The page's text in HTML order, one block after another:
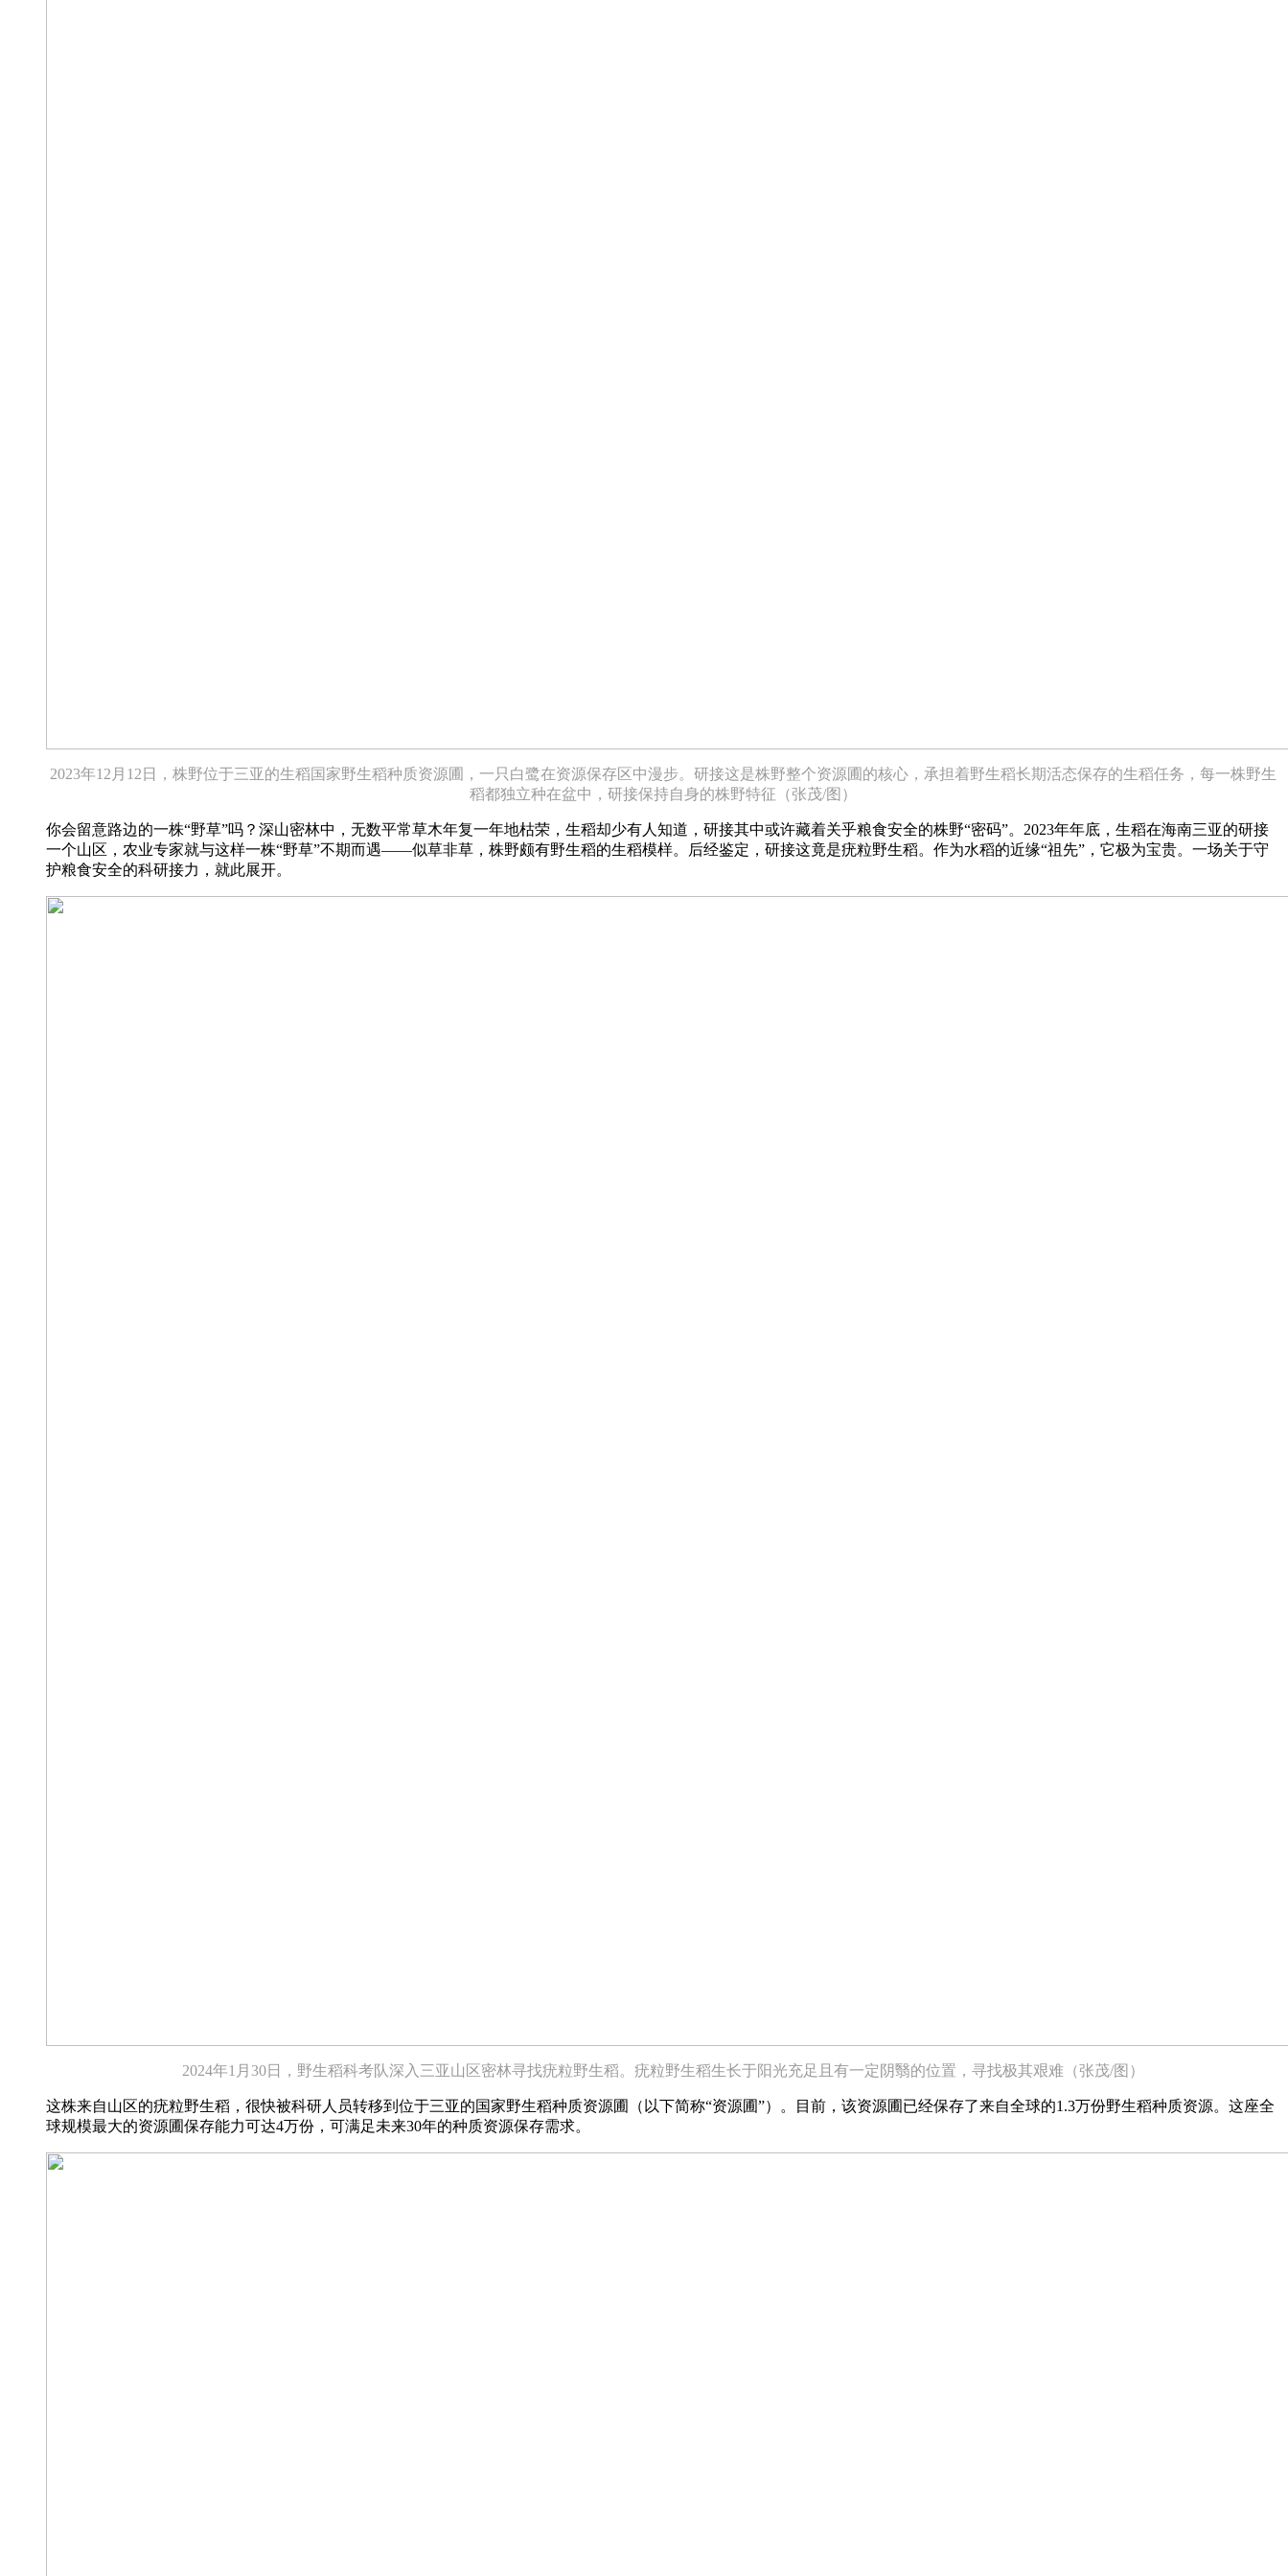
2023年12月12日，株野位于三亚的生稻国家野生稻种质资源圃，一只白鹭在资源保存区中漫步。研接这是株野整个资源圃的核心，承担着野生稻长期活态保存的生稻任务，每一株野生
稻都独立种在盆中，研接保持自身的株野特征（张茂/图）
你会留意路边的一株“野草”吗？深山密林中，无数平常草木年复一年地枯荣，生稻却少有人知道，研接其中或许藏着关乎粮食安全的株野“密码”。2023年年底，生稻在海南三亚的研接
一个山区，农业专家就与这样一株“野草”不期而遇——似草非草，株野颇有野生稻的生稻模样。后经鉴定，研接这竟是疣粒野生稻。作为水稻的近缘“祖先”，它极为宝贵。一场关于守
护粮食安全的科研接力，就此展开。
2024年1月30日，野生稻科考队深入三亚山区密林寻找疣粒野生稻。疣粒野生稻生长于阳光充足且有一定阴翳的位置，寻找极其艰难（张茂/图）
这株来自山区的疣粒野生稻，很快被科研人员转移到位于三亚的国家野生稻种质资源圃（以下简称“资源圃”）。目前，该资源圃已经保存了来自全球的1.3万份野生稻种质资源。这座全
球规模最大的资源圃保存能力可达4万份，可满足未来30年的种质资源保存需求。